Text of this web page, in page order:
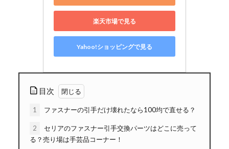
楽天市場で見る
Yahoo!ショッピングで見る
目次
1 ファスナーの引手だけ壊れたなら100均で直せる？
2
セリアのファスナー引手交換パーツはどこに売って
る？売り場は手芸品コーナー！